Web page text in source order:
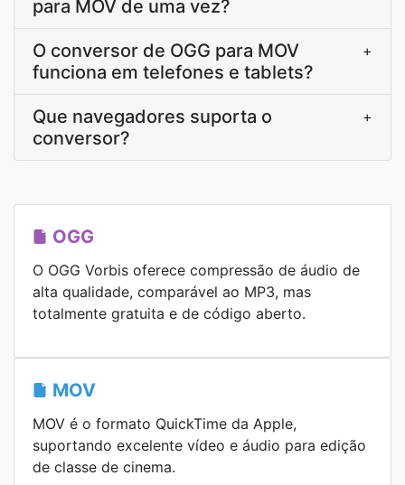
para MOV de uma vez?
O conversor de OGG para MOV
funciona em telefones e tablets?
+
Que navegadores suporta o
conversor?
+
OGG
O OGG Vorbis oferece compressão de áudio de
alta qualidade, comparável ao MP3, mas
totalmente gratuita e de código aberto.
MOV
MOV é o formato QuickTime da Apple,
suportando excelente vídeo e áudio para edição
de classe de cinema.